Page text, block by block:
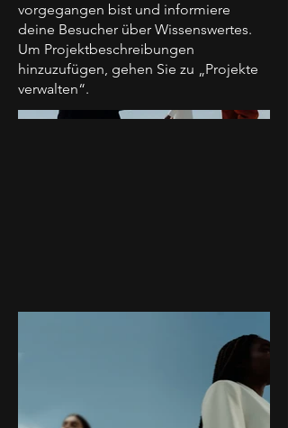
vorgegangen bist und informiere
deine Besucher über Wissenswertes.
Um Projektbeschreibungen
hinzuzufügen, gehen Sie zu „Projekte
verwalten“.